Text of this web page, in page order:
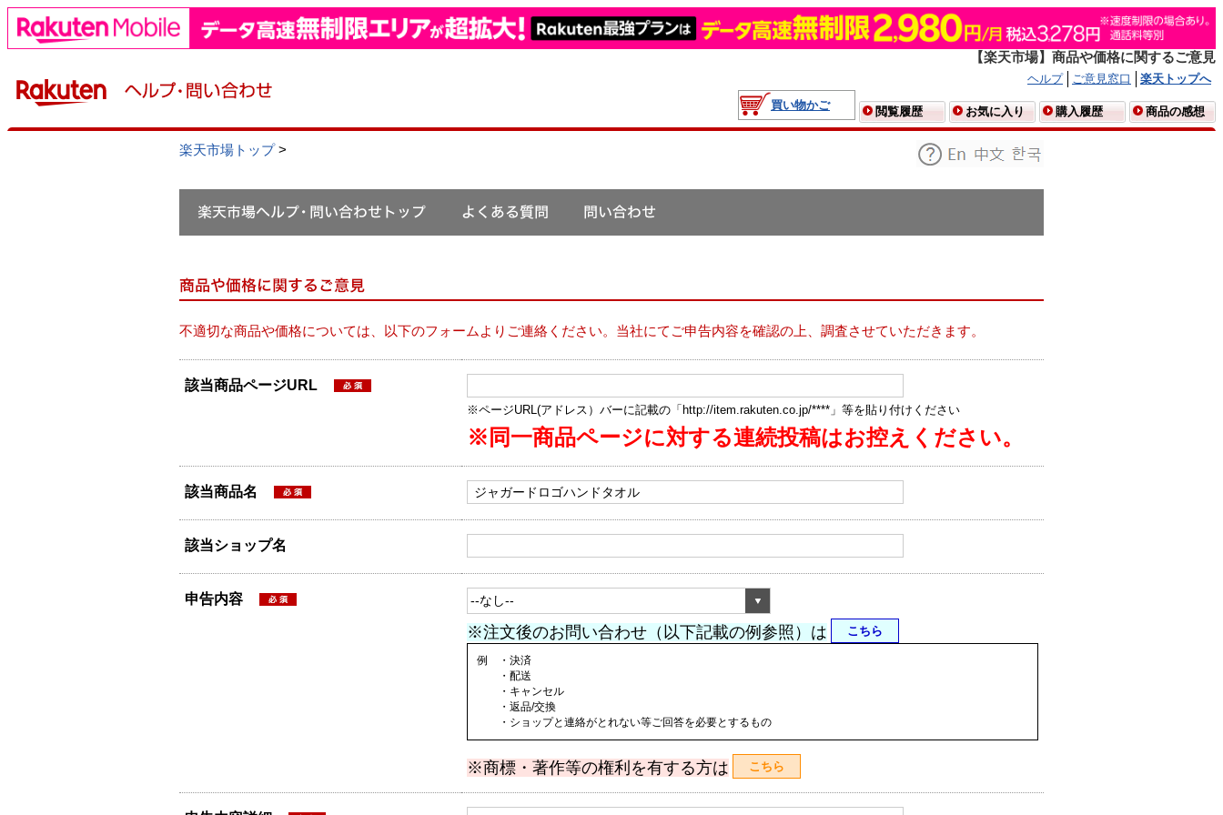
【楽天市場】商品や価格に関するご意見
ヘルプ ご意見窓口
楽天トップへ
買い物かご
閲覧履歴 お気に入り 購入履歴 商品の感想
楽天市場トップ>
不適切な商品や価格については、以下のフォームよりご連絡ください。当社にてご申告内容を確認の上、調査させていただきます。
該当商品ページURL
※ページURL(アドレス）バーに記載の「http://item.rakuten.co.jp/****」等を貼り付けください
※同一商品ページに対する連続投稿はお控えください。
該当商品名
該当ショップ名
申告内容
※注文後のお問い合わせ（以下記載の例参照）は こちら
例 ・決済
・配送
・キャンセル
・返品/交換
・ショップと連絡がとれない等ご回答を必要とするもの
※商標・著作等の権利を有する方は こちら